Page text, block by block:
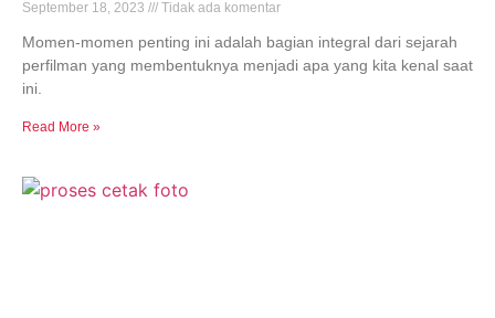
September 18, 2023 Tidak ada komentar
Momen-momen penting ini adalah bagian integral dari sejarah
perfilman yang membentuknya menjadi apa yang kita kenal saat
ini.
Read More »